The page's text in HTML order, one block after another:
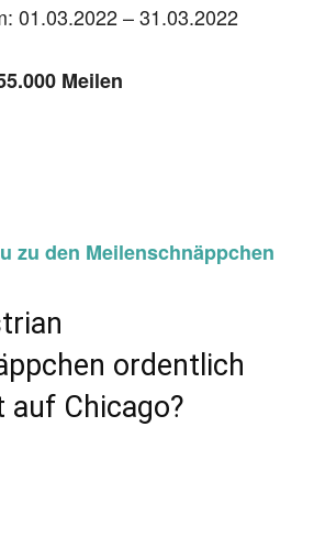
01.03.2022 – 31.03.2022
Meilen
zu den Meilenschnäppchen
ordentlich
auf Chicago?